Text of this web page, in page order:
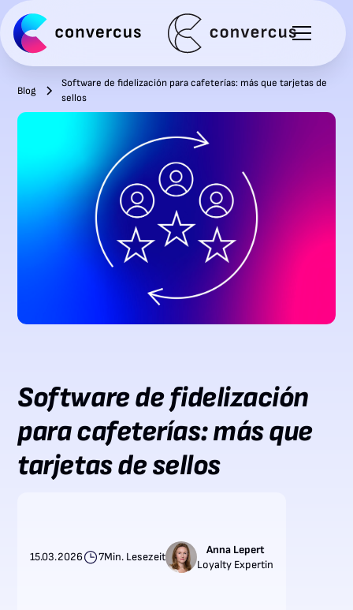
Blog
Software de fidelización para cafeterías: más que tarjetas de
sellos
Software de fidelización
para cafeterías: más que
tarjetas de sellos
15.03.2026 7Min. Lesezeit
Anna Lepert
Loyalty Expertin